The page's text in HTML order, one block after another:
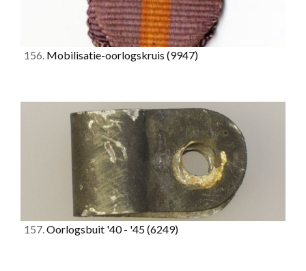
156. Mobilisatie-oorlogskruis (9947)
157.Oorlogsbuit '40 - '45(6249)